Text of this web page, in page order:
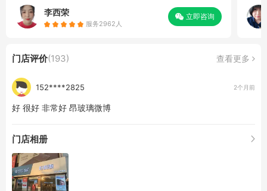
李西荣
服务2962人
立即咨询
门店评价(193) 查看更多
152****2825 2个月前
好 很好 非常好 昂玻璃微博
门店相册